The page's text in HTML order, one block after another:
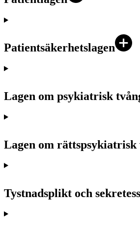
Patientsäkerhetslagen
Lagen om psykiatrisk
Lagen om rättspsykiatrisk
Tystnadsplikt och sekretess